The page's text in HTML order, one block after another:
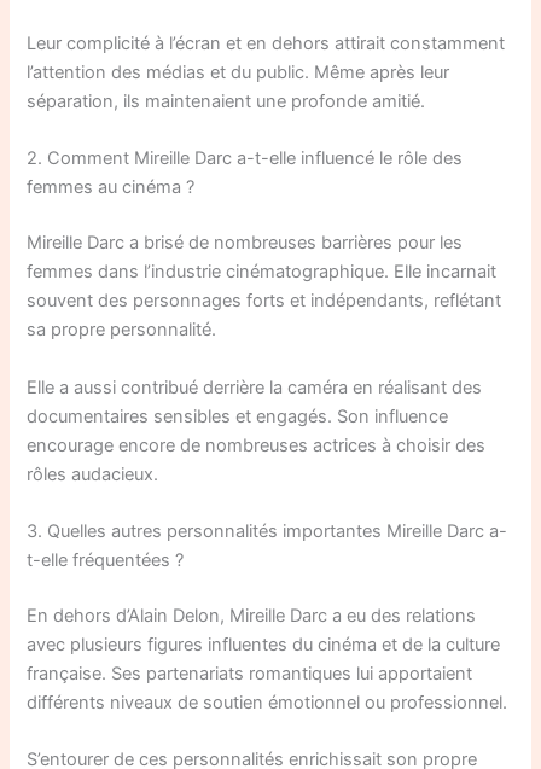
Leur complicité à l’écran et en dehors attirait constamment
l’attention des médias et du public. Même après leur
séparation, ils maintenaient une profonde amitié.
2. Comment Mireille Darc a-t-elle influencé le rôle des
femmes au cinéma ?
Mireille Darc a brisé de nombreuses barrières pour les
femmes dans l’industrie cinématographique. Elle incarnait
souvent des personnages forts et indépendants, reflétant
sa propre personnalité.
Elle a aussi contribué derrière la caméra en réalisant des
documentaires sensibles et engagés. Son influence
encourage encore de nombreuses actrices à choisir des
rôles audacieux.
3. Quelles autres personnalités importantes Mireille Darc a-
t-elle fréquentées ?
En dehors d’Alain Delon, Mireille Darc a eu des relations
avec plusieurs figures influentes du cinéma et de la culture
française. Ses partenariats romantiques lui apportaient
différents niveaux de soutien émotionnel ou professionnel.
S’entourer de ces personnalités enrichissait son propre